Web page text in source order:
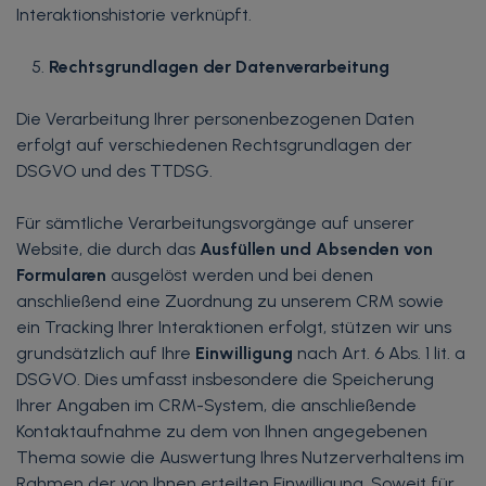
Interaktionshistorie verknüpft.
Rechtsgrundlagen der Datenverarbeitung
Die Verarbeitung Ihrer personenbezogenen Daten
erfolgt auf verschiedenen Rechtsgrundlagen der
DSGVO und des TTDSG.
Für sämtliche Verarbeitungsvorgänge auf unserer
Website, die durch das Ausfüllen und Absenden von
Formularen ausgelöst werden und bei denen
anschließend eine Zuordnung zu unserem CRM sowie
ein Tracking Ihrer Interaktionen erfolgt, stützen wir uns
grundsätzlich auf Ihre Einwilligung nach Art. 6 Abs. 1 lit. a
DSGVO. Dies umfasst insbesondere die Speicherung
Ihrer Angaben im CRM-System, die anschließende
Kontaktaufnahme zu dem von Ihnen angegebenen
Thema sowie die Auswertung Ihres Nutzerverhaltens im